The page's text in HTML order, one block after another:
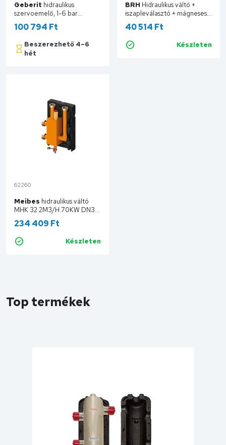
Geberit hidraulikus
szervoemelő, 1-6 bar
242.820.00.1
100 794 Ft
Beszerezhető 4–6
hét
BRH Hidraulikus váltó +
iszapleválasztó + mágneses
45 KW BRH978
40 514 Ft
Készleten
Kosárba
62260
Meibes hidraulikus váltó
MHK 32 2M3/H 70KW DN32
mágneses leválasztóval
M66393.31
234 409 Ft
Készleten
Kosárba
Top termékek